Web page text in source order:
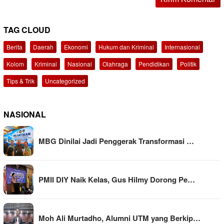
TAG CLOUD
Berita Daerah Ekonomi Hukum dan Kriminal
Internasional
Kolom
Kriminal Nasional Olahraga Pendidikan
Politik
Tips & Trik
Uncategorized
NASIONAL
MBG Dinilai Jadi Penggerak Transformasi …
PMII DIY Naik Kelas, Gus Hilmy Dorong Pe…
Moh Ali Murtadho, Alumni UTM yang Berkip…